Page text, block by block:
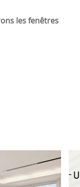
les fenêtres